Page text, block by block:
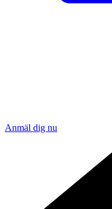
Anmäl dig nu